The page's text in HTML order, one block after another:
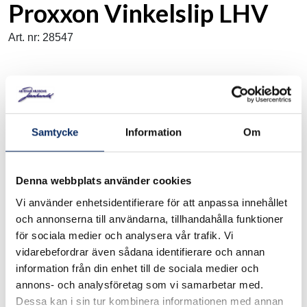
Samtycke Information Om
Denna webbplats använder cookies
Vi använder enhetsidentifierare för att anpassa innehållet
och annonserna till användarna, tillhandahålla funktioner
för sociala medier och analysera vår trafik. Vi
vidarebefordrar även sådana identifierare och annan
information från din enhet till de sociala medier och
annons- och analysföretag som vi samarbetar med.
Dessa kan i sin tur kombinera informationen med annan
Proxxon Vinkelslip LHV
Art. nr: 28547
keramik, plast och trä. För kapning, gradning, slipning,
polering, finslipning, polering, finpolering och grovformning av
trä. Högkvalitativ, välbalanserad, tystgående DC-
specialmotor med lång livslängd. Med stabil framdel av
Komplett med slipskivor av ädelkorund (K 60), lamellslipskiva
(K 100) och kapskiva (vävförstärkt). Förvaras i rymlig och
stabil väska.
I lager
1,570kr